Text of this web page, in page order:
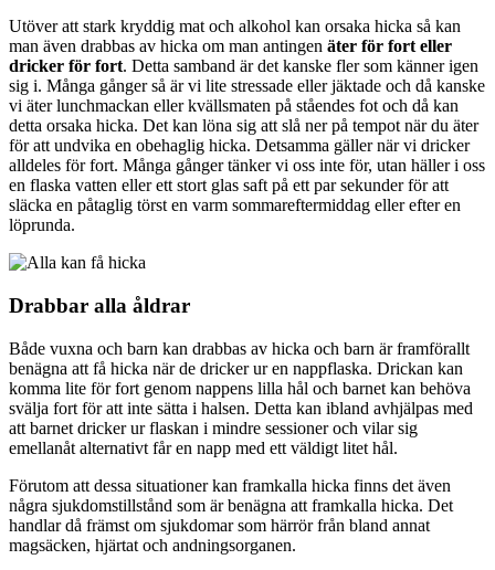
Utöver att stark kryddig mat och alkohol kan orsaka hicka så kan
man även drabbas av hicka om man antingen äter för fort eller
dricker för fort. Detta samband är det kanske fler som känner igen
sig i. Många gånger så är vi lite stressade eller jäktade och då kanske
vi äter lunchmackan eller kvällsmaten på ståendes fot och då kan
detta orsaka hicka. Det kan löna sig att slå ner på tempot när du äter
för att undvika en obehaglig hicka. Detsamma gäller när vi dricker
alldeles för fort. Många gånger tänker vi oss inte för, utan häller i oss
en flaska vatten eller ett stort glas saft på ett par sekunder för att
släcka en påtaglig törst en varm sommareftermiddag eller efter en
löprunda.
Drabbar alla åldrar
Både vuxna och barn kan drabbas av hicka och barn är framförallt
benägna att få hicka när de dricker ur en nappflaska. Drickan kan
komma lite för fort genom nappens lilla hål och barnet kan behöva
svälja fort för att inte sätta i halsen. Detta kan ibland avhjälpas med
att barnet dricker ur flaskan i mindre sessioner och vilar sig
emellanåt alternativt får en napp med ett väldigt litet hål.
Förutom att dessa situationer kan framkalla hicka finns det även
några sjukdomstillstånd som är benägna att framkalla hicka. Det
handlar då främst om sjukdomar som härrör från bland annat
magsäcken, hjärtat och andningsorganen.